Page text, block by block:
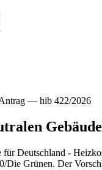
— hib 422/2026
Deutschland -
Die Grünen. Der